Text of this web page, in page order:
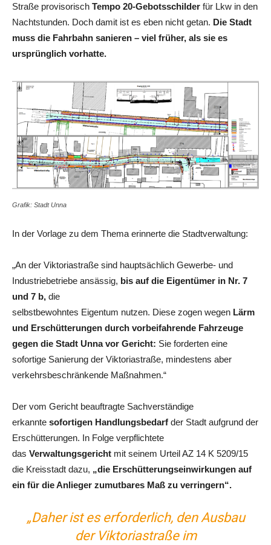
Straße provisorisch Tempo 20-Gebotsschilder für Lkw in den
Nachtstunden. Doch damit ist es eben nicht getan. Die Stadt
muss die Fahrbahn sanieren – viel früher, als sie es
ursprünglich vorhatte.
Grafik: Stadt Unna
In der Vorlage zu dem Thema erinnerte die Stadtverwaltung:
„An der Viktoriastraße sind hauptsächlich Gewerbe- und
Industriebetriebe ansässig, bis auf die Eigentümer in Nr. 7
und 7 b, die
selbstbewohntes Eigentum nutzen. Diese zogen wegen Lärm
und Erschütterungen durch vorbeifahrende Fahrzeuge
gegen die Stadt Unna vor Gericht: Sie forderten eine
sofortige Sanierung der Viktoriastraße, mindestens aber
verkehrsbeschränkende Maßnahmen.“
Der vom Gericht beauftragte Sachverständige
erkannte sofortigen Handlungsbedarf der Stadt aufgrund der
Erschütterungen. In Folge verpflichtete
das Verwaltungsgericht mit seinem Urteil AZ 14 K 5209/15
die Kreisstadt dazu, „die Erschütterungseinwirkungen auf
ein für die Anlieger zumutbares Maß zu verringern“.
„Daher ist es erforderlich, den Ausbau
der Viktoriastraße im